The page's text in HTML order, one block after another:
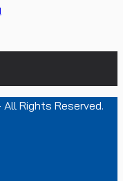
Rights Reserved.